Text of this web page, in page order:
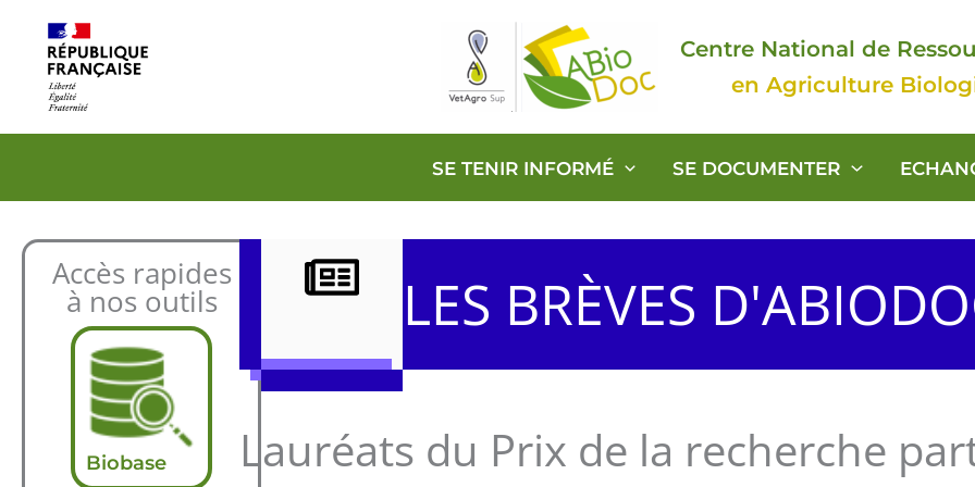
contenu
Centre National de
en Agriculture
SE TENIR INFORMÉ SE DOCUMENTER
Accès rapides
à nos outils
Biobase
LES BRÈVES
Lauréats du Prix de la recherche